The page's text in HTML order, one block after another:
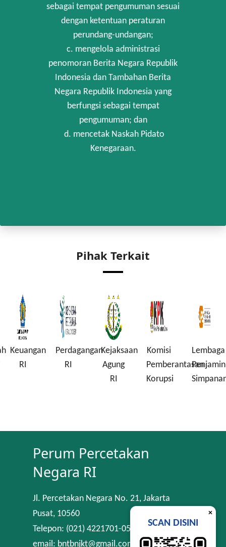
sebagai tempat pengumuman sesuai
dengan ketentuan peraturan
perundang-undangan;
c. mengelola administrasi
penomoran Berita Negara Republik
Indonesia dan Tambahan Berita
Negara Republik Indonesia yang
berfungsi sebagai tempat
pengumuman; dan
d. mencetak Naskah Pidato
Kenegaraan.
Pihak Terkait
Keuangan
RI
Perdagangan
RI
Kejaksaan
Agung
RI
Komisi
Pemberantasan
Korupsi
Lembaga
Penjamin
Perum Percetakan
Negara RI
Jl. Percetakan Negara No. 21, Jakarta
Pusat, 10560
Telepon: (021) 4221701-05
email: bntbnjkt@gmail.com
×
SCAN DISINI